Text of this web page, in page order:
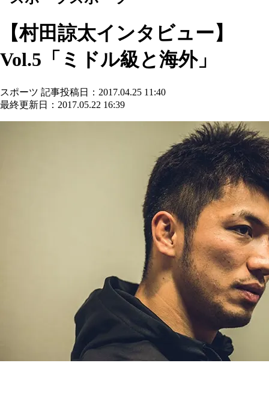
【村田諒太インタビュー】
Vol.5「ミドル級と海外」
スポーツ 記事投稿日：2017.04.25 11:40
最終更新日：2017.05.22 16:39